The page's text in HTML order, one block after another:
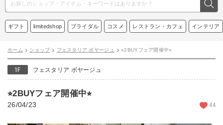
ギフト limitedshop ブライダル コスメ レストラン・カフェ インテリア
ホーム ショップ フェスタリア ボヤージュ ⭐︎2BUYフェア開催中⭐︎
1F フェスタリア ボヤージュ
⭐︎2BUYフェア開催中⭐︎
26/04/23 44